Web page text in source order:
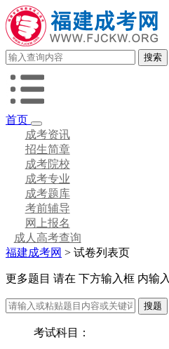
首页
成考资讯
招生简章
成考院校
成考专业
成考题库
考前辅导
网上报名
成人高考查询
福建成考网 > 试卷列表页
更多题目 请在 下方输入框 内输
搜题
考试科目：